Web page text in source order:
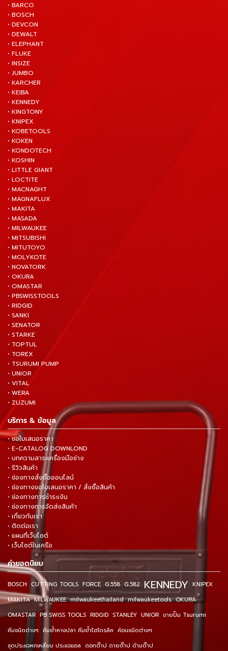
• BARCO
• BOSCH
• DEVCON
• DEWALT
• ELEPHANT
• FLUKE
• INSIZE
• JUMBO
• KARCHER
• KEIBA
• KENNEDY
• KINGTONY
• KNIPEX
• KOBETOOLS
• KOKEN
• KONDOTECH
• KOSHIN
• LITTLE GIANT
• LOCTITE
• MACNAGHT
• MAGNAFLUX
• MAKITA
• MASADA
• MILWAUKEE
• MITSUBISHI
• MITUTOYO
• MOLYKOTE
• NOVATORK
• OKURA
• OMASTAR
• PBSWISSTOOLS
• RIDGID
• SANKI
• SENATOR
• STARKE
• TOPTUL
• TOREX
• TSURUMI PUMP
• UNIOR
• VITAL
• WERA
• ZUZUMI
บริการ & ข้อมูล
• ขอใบเสนอราคา
• E-CATALOG DOWNLOND
• บทความสาระเครื่องมือช่าง
• รีวิวสินค้า
• ช่องทางสั่งซื้อออนไลน์
• ช่องทางขอใบเสนอราคา / สั่งซื้อสินค้า
• ช่องทางการชำระเงิน
• ช่องทางการจัดส่งสินค้า
• เกี่ยวกับเรา
• ติดต่อเรา
• แผนที่เว็บไซต์
• เว็บไซต์ในเครือ
คำยอดนิยม
BOSCH CUTTING TOOLS FORCE G.558 G.582 KENNEDY KNIPEX
MAKITA MILWAUKEE milwaukeethailand milwaukeetools OKURA
OMASTAR PB SWISS TOOLS RIDGID STANLEY UNIOR ขายปั๊ม Tsurumi
คีมชนิดต่างๆ คีมย้ำหางปลา คีมย้ำไฮโดรลิค ค้อนชนิดต่างๆ
ชุดประแจหกเหลี่ยม ประแจแอล ดอกต๊าป ดายต๊าป ด้ามต๊าป